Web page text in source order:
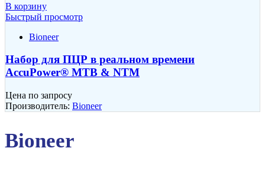
В корзину
Быстрый просмотр
Bioneer
Набор для ПЦР в реальном времени
AccuPower® MTB & NTM
Цена по запросу
Производитель: Bioneer
Bioneer